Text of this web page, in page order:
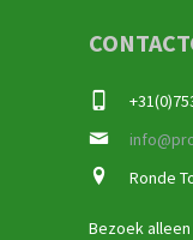
Ronde
Bezoek